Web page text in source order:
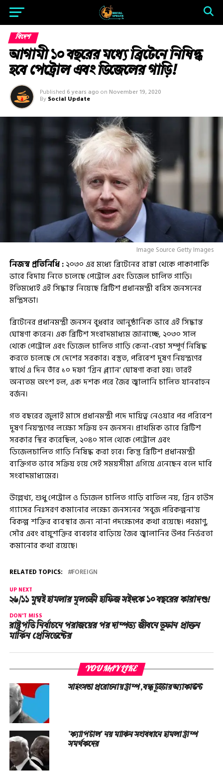
বিদেশ
আগামী ১০ বছরের মধ্যে ব্রিটেনে নিষিদ্ধ
হবে পেট্রোল এবং ডিজেলের গাড়ি!
Published 6 years ago on November 19, 2020
By Social Update
Image Source Getty Images
নিজস্ব প্রতিনিধি :২০৩০ এর মধ্যে ব্রিটেনের রাস্তা থেকে পাকাপাকি
ভাবে বিদায় নিতে চলেছে পেট্রোল এবং ডিজেল চালিত গাড়ি।
ইতিমধ্যেই এই সিদ্ধান্ত নিয়েছে ব্রিটিশ প্রধানমন্ত্রী বরিস জনসনের
মন্ত্রিসভা।
ব্রিটেনের প্রধানমন্ত্রী জনসন বুধবার আনুষ্ঠানিক ভাবে এই সিদ্ধান্ত
ঘোষণা করেন। এক ব্রিটিশ সংবাদমাধ্যম জানাচ্ছে, ২০৩০ সাল
থেকে পেট্রোল এবং ডিজেল চালিত গাড়ি কেনা-বেচা সম্পূর্ণ নিষিদ্ধ
করতে চলেছে সে দেশের সরকার। বস্তুত, পরিবেশ দূষণ নিয়ন্ত্রণের
স্বার্থে এ দিন তাঁর ১০ দফা ‘গ্রিন প্ল্যান’ ঘোষণা করা হয়। তারই
অন্যতম অংশ হল, এক দশক পরে জৈব জ্বালানি চালিত যানবাহন
বর্জন।
গত বছরের জুলাই মাসে প্রধানমন্ত্রী পদে দায়িত্ব নেওয়ার পর পরিবেশ
দূষণ নিয়ন্ত্রণের লক্ষ্যে সক্রিয় হন জনসন। প্রাথমিক ভাবে ব্রিটিশ
সরকার স্থির করেছিল, ২০৪০ সাল থেকে পেট্রোল এবং
ডিজেলচালিত গাড়ি নিষিদ্ধ করা হবে। কিন্তু ব্রিটিশ প্রধানমন্ত্রী
ব্যক্তিগত ভাবে সক্রিয় হয়ে সেই সময়সীমা এগিয়ে এনেছেন বলে দাবি
সংবাদমাধ্যমের।
উল্লেখ্য, শুধু পেট্রোল ও ডিজেল চালিত গাড়ি বাতিল নয়, গ্রিন হাউস
গ্যাসের নিঃসরণ কমানোর লক্ষ্যে জনসনের ‘সবুজ পরিকল্পনা’য়
বিকল্প শক্তির ব্যবস্থার জন্য নানা পদক্ষেপের কথা রয়েছে। পরমাণু,
সৌর এবং বায়ুশক্তির ব্যবহার বাড়িয়ে জৈব জ্বালানির উপর নির্ভরতা
কমানোর কথা রয়েছে।
RELATED TOPICS: FOREIGN
UP NEXT
২৬/১১ মুম্বই হামলার মূলচক্রী হাফিজ সইদকে ১০ বছরের কারাদণ্ড!
DON'T MISS
রাষ্ট্রপতি নির্বাচনে পরাজয়ের পর দাম্পত্য জীবনে তুফান প্রাক্তন
মার্কিন প্রেসিডেন্টের
YOU MAY LIKE
সহিংসতা প্ররোচনায় ট্রাম্প, বন্ধ টুইটার অ্যাকাউন্ট
‘ক্যাপিটাল’ নয় মার্কিন সংবিধানে হামলা ট্রাম্প
সমর্থকদের